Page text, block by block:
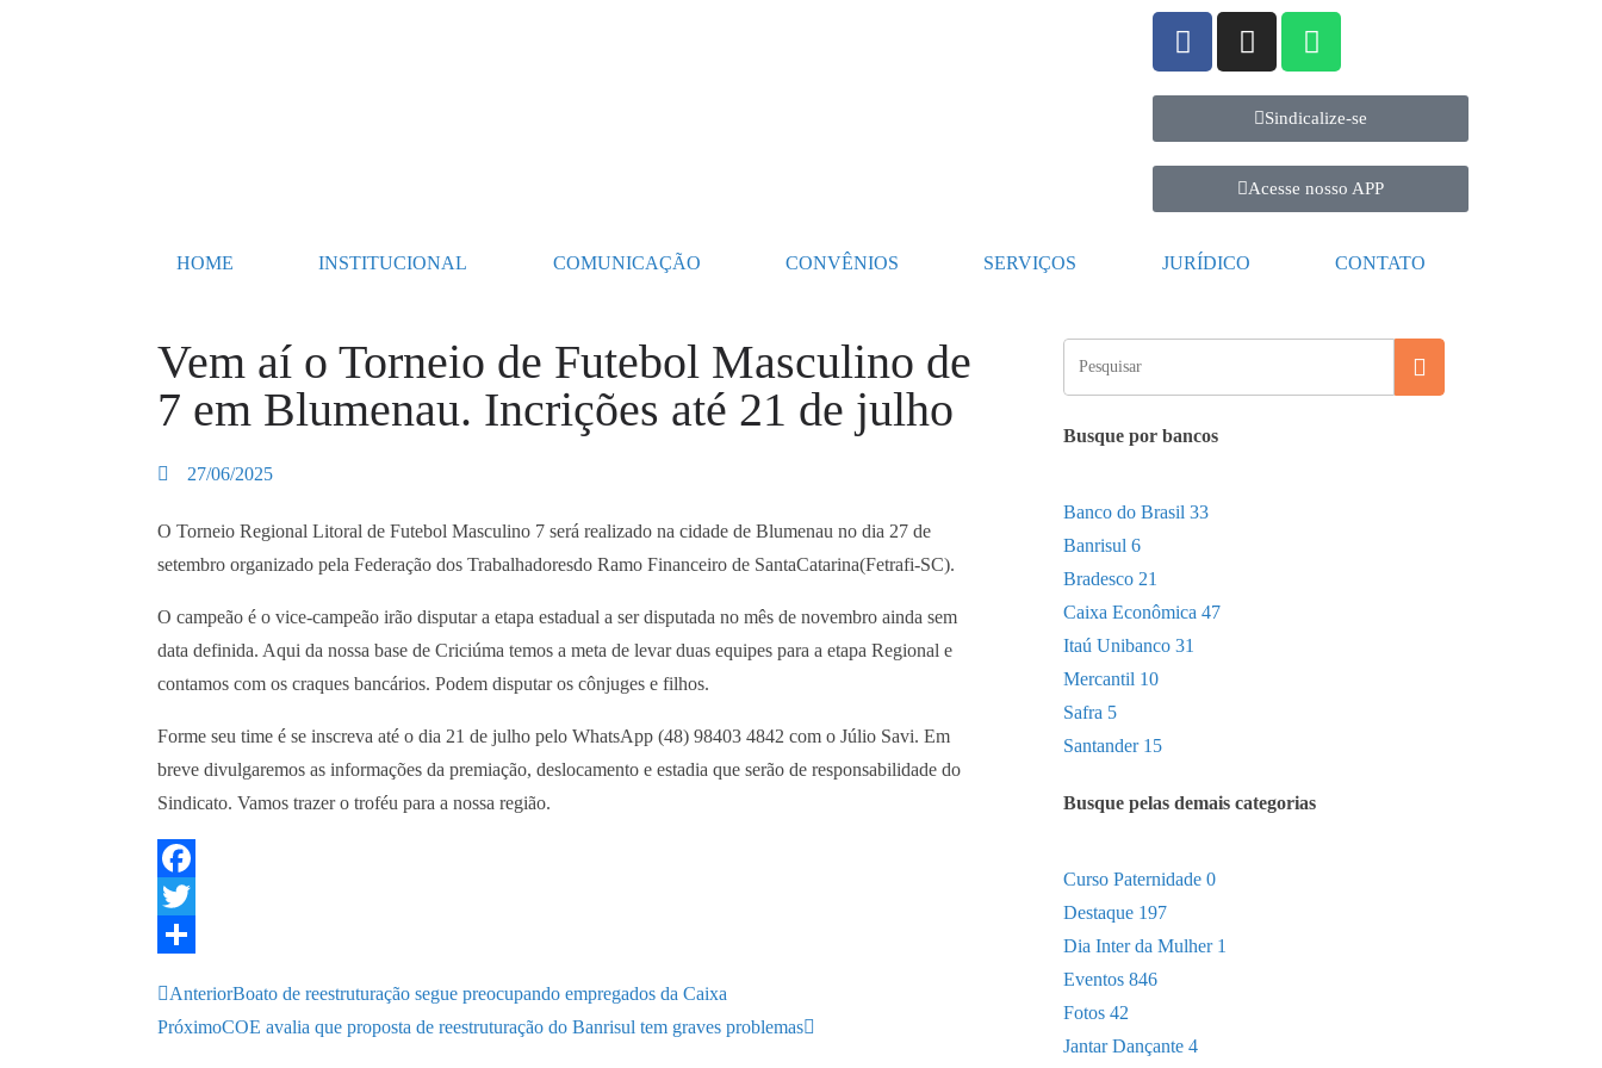
Sindicalize-se
Acesse nosso APP
HOME INSTITUCIONAL COMUNICAÇÃO CONVÊNIOS SERVIÇOS JURÍDICO CONTATO
Vem aí o Torneio de Futebol Masculino de
7 em Blumenau. Incrições até 21 de julho
27/06/2025
O Torneio Regional Litoral de Futebol Masculino 7 será realizado na cidade de Blumenau no dia 27 de
setembro organizado pela Federação dos Trabalhadoresdo Ramo Financeiro de SantaCatarina(Fetrafi-SC).
O campeão é o vice-campeão irão disputar a etapa estadual a ser disputada no mês de novembro ainda sem
data definida. Aqui da nossa base de Criciúma temos a meta de levar duas equipes para a etapa Regional e
contamos com os craques bancários. Podem disputar os cônjuges e filhos.
Forme seu time é se inscreva até o dia 21 de julho pelo WhatsApp (48) 98403 4842 com o Júlio Savi. Em
breve divulgaremos as informações da premiação, deslocamento e estadia que serão de responsabilidade do
Sindicato. Vamos trazer o troféu para a nossa região.
F
T
AnteriorBoato de reestruturação segue preocupando empregados da Caixa
PróximoCOE avalia que proposta de reestruturação do Banrisul tem graves problemas
Busque por bancos
Banco do Brasil 33
Banrisul 6
Bradesco 21
Caixa Econômica 47
Itaú Unibanco 31
Mercantil 10
Safra 5
Santander 15
Busque pelas demais categorias
Curso Paternidade 0
Destaque 197
Dia Inter da Mulher 1
Eventos 846
Fotos 42
Jantar Dançante 4